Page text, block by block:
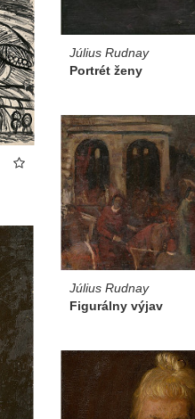
Július Rudnay
Portrét ženy
Július Rudnay
Figurálny výjav